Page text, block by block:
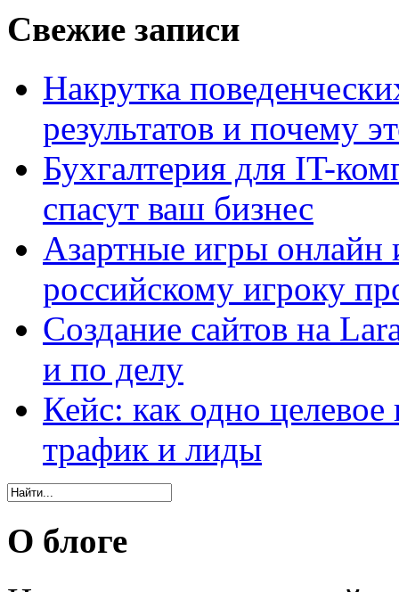
Свежие записи
Накрутка
результатов и почему
Бухгалтерия для IT-
спасут ваш бизнес
Азартные игры онлайн
российскому игроку
Создание сайтов на
и по делу
Кейс: как одно
трафик и лиды
О блоге